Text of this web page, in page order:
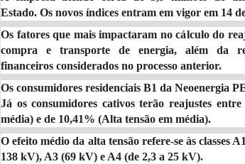
Estado. Os novos índices entram em vigor em 14
Os fatores que mais impactaram no cálculo do
compra e transporte de energia, além da
financeiros considerados no processo anterior.
Os consumidores residenciais B1 da Neoenergia
Já os consumidores cativos terão reajustes
média) e de 10,41% (Alta tensão em média).
O efeito médio da alta tensão refere-se às classes
138 kV), A3 (69 kV) e A4 (de 2,3 a 25 kV).